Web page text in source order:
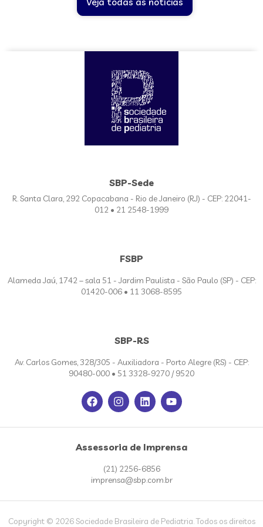
SBP-Sede
R. Santa Clara, 292 Copacabana - Rio de Janeiro (RJ) - CEP: 22041-
012 • 21 2548-1999
FSBP
Alameda Jaú, 1742 – sala 51 - Jardim Paulista - São Paulo (SP) - CEP:
01420-006 • 11 3068-8595
SBP-RS
Av. Carlos Gomes, 328/305 - Auxiliadora - Porto Alegre (RS) - CEP:
90480-000 • 51 3328-9270 / 9520
Assessoria de Imprensa
(21) 2256-6856
imprensa@sbp.com.br
Copyright © 2026 Sociedade Brasileira de Pediatria. Todos os direitos